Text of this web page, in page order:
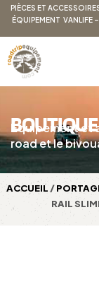
PIÈCES ET
ÉQUIPEMENT VANLIFE
BOUTIQUE
Équipement et
road et le
ACCUEIL /
RAIL